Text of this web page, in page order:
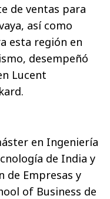
de ventas para
así­ como
esta región en
desempeñó
Lucent
en Ingenierí­a
de India y
de Empresas y
of Business de